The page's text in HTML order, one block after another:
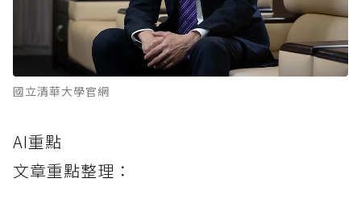
國立清華大學官網
AI重點
文章重點整理：